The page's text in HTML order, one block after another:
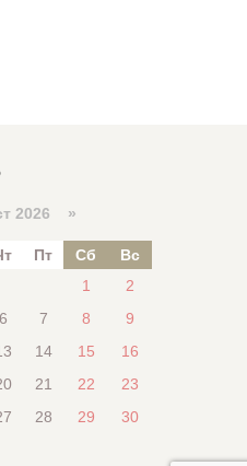
2026 »
Пт Сб
Вс
1
2
6 7 8
9
14 15
16
21 22
23
28 29
30